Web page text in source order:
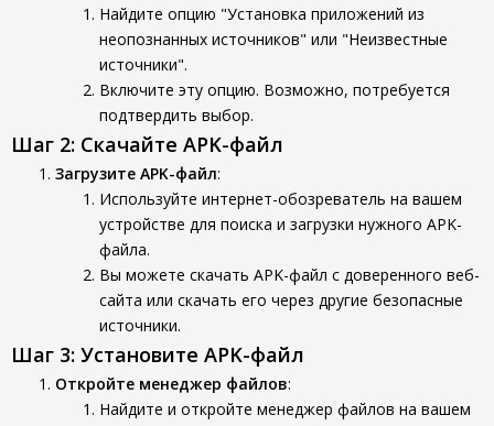
Найдите опцию "Установка приложений из
неопознанных источников" или "Неизвестные
источники".
Включите эту опцию. Возможно, потребуется
подтвердить выбор.
Шаг 2: Скачайте APK-файл
Загрузите APK-файл:
Используйте интернет-обозреватель на вашем
устройстве для поиска и загрузки нужного APK-
файла.
Вы можете скачать APK-файл с доверенного веб-
сайта или скачать его через другие безопасные
источники.
Шаг 3: Установите APK-файл
Откройте менеджер файлов:
Найдите и откройте менеджер файлов на вашем